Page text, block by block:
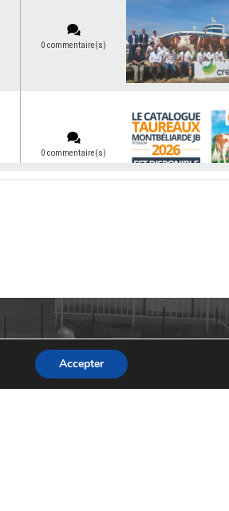
0 commentaire(s)
0 commentaire(s)
0 commentaire(s)
Accepter